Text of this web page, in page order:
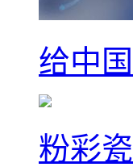
给中
粉彩